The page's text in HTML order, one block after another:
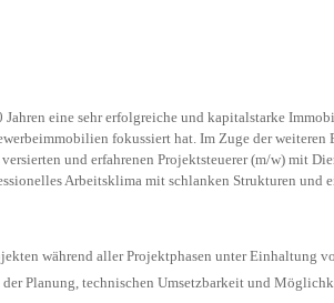
eine sehr erfolgreiche und kapitalstarke
fokussiert hat. Im Zuge der weiteren
und erfahrenen Projektsteuerer (m/w) mit
Arbeitsklima mit schlanken Strukturen und
während aller Projektphasen unter Einhaltung
Planung, technischen Umsetzbarkeit und